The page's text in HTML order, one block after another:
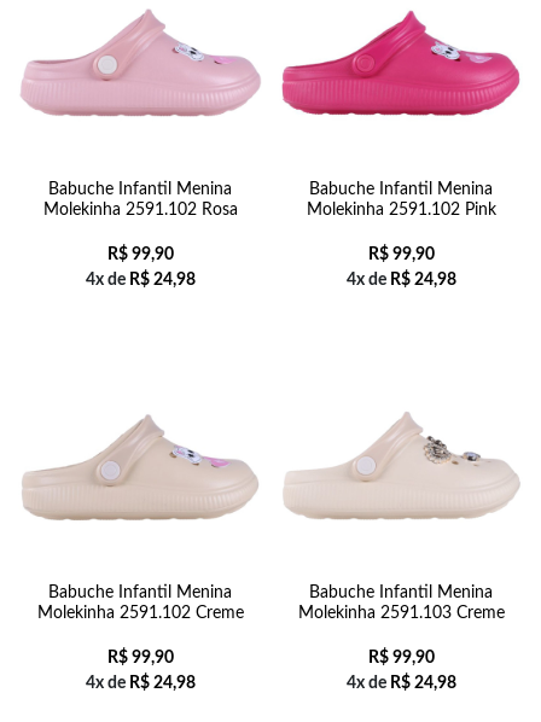
Babuche Infantil Menina
Molekinha 2591.102 Rosa
R$99,90
4x de R$24,98
Babuche Infantil Menina
Molekinha 2591.102 Pink
R$99,90
4x de R$24,98
Babuche Infantil Menina
Molekinha 2591.102 Creme
R$99,90
4x de R$24,98
Babuche Infantil Menina
Molekinha 2591.103 Creme
R$99,90
4x de R$24,98